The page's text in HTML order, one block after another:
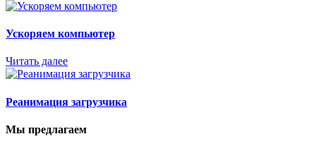
Ускоряем компьютер
Читать далее
Реанимация загрузчика
Мы предлагаем